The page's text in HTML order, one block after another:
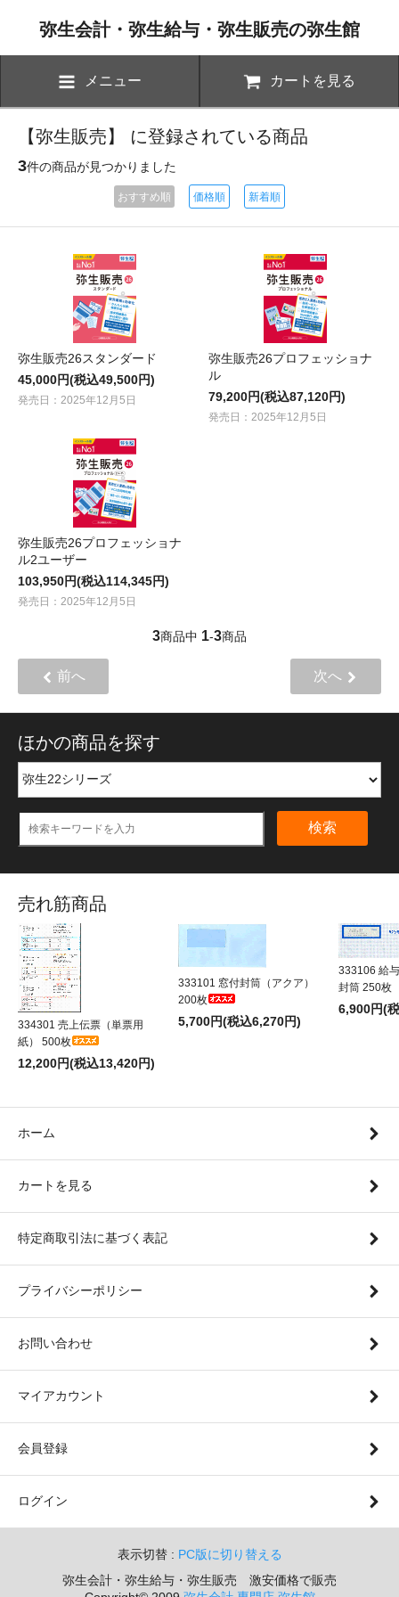
弥生会計・弥生給与・弥生販売の弥生館
メニュー カートを見る
【弥生販売】 に登録されている商品
3件の商品が見つかりました
おすすめ順 価格順 新着順
弥生販売26スタンダード
45,000円(税込49,500円)
発売日：2025年12月5日
弥生販売26プロフェッショナ
ル
79,200円(税込87,120円)
発売日：2025年12月5日
弥生販売26プロフェッショナ
ル2ユーザー
103,950円(税込114,345円)
発売日：2025年12月5日
3商品中 1-3商品
前へ 次へ
ほかの商品を探す
検索
売れ筋商品
334301 売上伝票（単票用
紙） 500枚
12,200円(税込13,420円)
333101 窓付封筒（アクア）
200枚
5,700円(税込6,270円)
333106 給
封筒 250枚
6,900円(
ホーム
カートを見る
特定商取引法に基づく表記
プライバシーポリシー
お問い合わせ
マイアカウント
会員登録
ログイン
表示切替 : PC版に切り替える
弥生会計・弥生給与・弥生販売 激安価格で販売